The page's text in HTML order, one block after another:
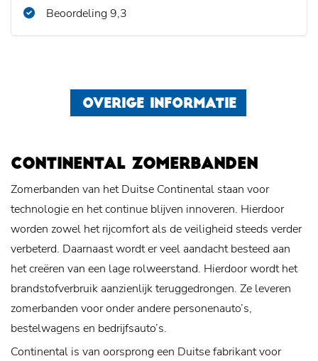
Beoordeling 9,3
OVERIGE INFORMATIE
CONTINENTAL ZOMERBANDEN
Zomerbanden van het Duitse Continental staan voor
technologie en het continue blijven innoveren. Hierdoor
worden zowel het rijcomfort als de veiligheid steeds verder
verbeterd. Daarnaast wordt er veel aandacht besteed aan
het creëren van een lage rolweerstand. Hierdoor wordt het
brandstofverbruik aanzienlijk teruggedrongen. Ze leveren
zomerbanden voor onder andere personenauto’s,
bestelwagens en bedrijfsauto’s.
Continental is van oorsprong een Duitse fabrikant voor